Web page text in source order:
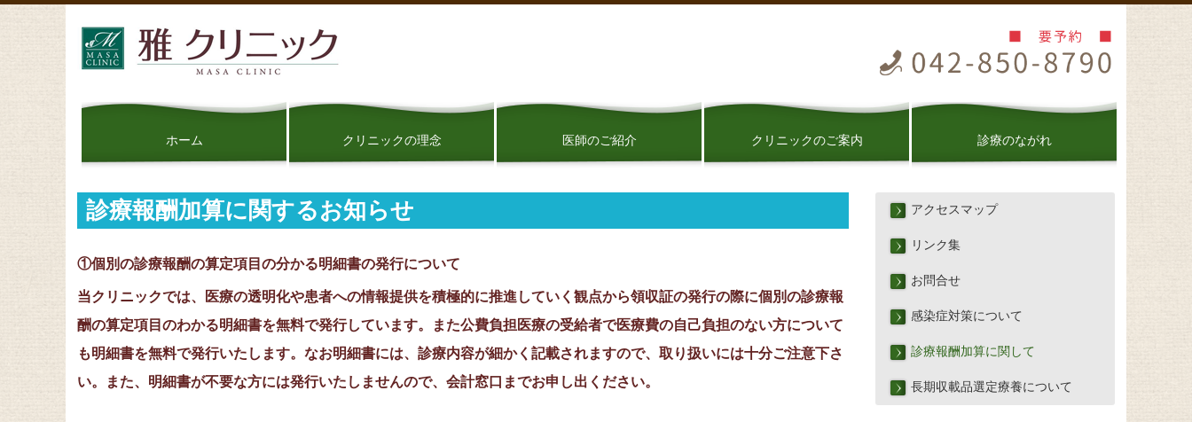
ホーム クリニックの理念 医師のご紹介 クリニックのご案内 診療のながれ
診療報酬加算に関するお知らせ
①個別の診療報酬の算定項目の分かる明細書の発行について
当クリニックでは、医療の透明化や患者への情報提供を積極的に推進していく観点から領収証の発行の際に個別の診療報
酬の算定項目のわかる明細書を無料で発行しています。また公費負担医療の受給者で医療費の自己負担のない方について
も明細書を無料で発行いたします。 なお明細書には、診療内容が細かく記載されますので、取り扱いには十分ご注意下さ
い。また、明細書が不要な方には発行いたしませんので、会計窓口までお申し出ください。
アクセスマップ
リンク集
お問合せ
感染症対策について
診療報酬加算に関して
長期収載品選定療養について